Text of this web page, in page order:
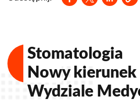
Stomatologia
Nowy kierunek
Wydziale